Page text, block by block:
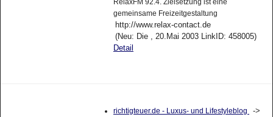
RelaxFM 92.4. Zielsetzung ist eine
gemeinsame Freizeitgestaltung
http://www.relax-contact.de
(Neu: Die , 20.Mai 2003 LinkID: 458005)
Detail
richtigteuer.de - Luxus- und Lifestyleblog
->